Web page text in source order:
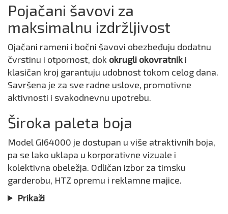
Pojačani šavovi za
maksimalnu izdržljivost
Ojačani rameni i bočni šavovi obezbeđuju dodatnu
čvrstinu i otpornost, dok okrugli okovratnik i
klasičan kroj garantuju udobnost tokom celog dana.
Savršena je za sve radne uslove, promotivne
aktivnosti i svakodnevnu upotrebu.
Široka paleta boja
Model GI64000 je dostupan u više atraktivnih boja,
pa se lako uklapa u korporativne vizuale i
kolektivna obeležja. Odličan izbor za timsku
garderobu, HTZ opremu i reklamne majice.
Prikaži